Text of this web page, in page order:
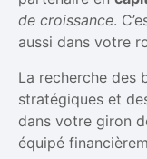
de croissance.
aussi dans votre
La recherche des
stratégiques et
dans votre giron
équipé